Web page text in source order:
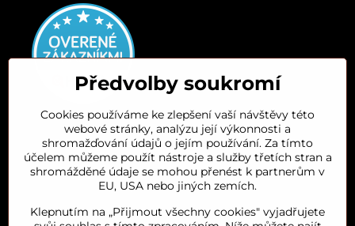
Orient House
Arganový olej
Předvolby soukromí
Cookies používáme ke zlepšení vaší návštěvy této
webové stránky, analýzu její výkonnosti a
shromažďování údajů o jejím používání. Za tímto
účelem můžeme použít nástroje a služby třetích stran a
shromážděné údaje se mohou přenést k partnerům v
EU, USA nebo jiných zemích.
Klepnutím na „Přijmout všechny cookies" vyjadřujete